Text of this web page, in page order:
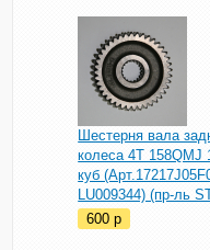
Шестерня вала
колеса 4T 158QMJ
куб
LU009344) (пр-ль
600p